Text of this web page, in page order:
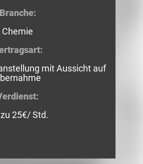
Branche:
Chemie
mit Aussicht auf
25€/ Std.